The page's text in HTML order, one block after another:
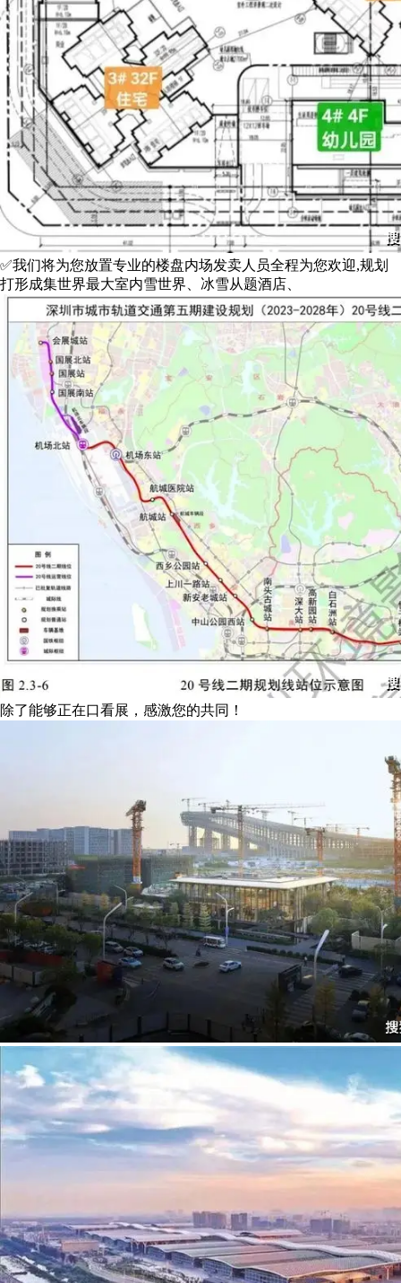
✅我们将为您放置专业的楼盘内场发卖人员全程为您欢迎,规划
打形成集世界最大室内雪世界、冰雪从题酒店、
除了能够正在口看展，感激您的共同！